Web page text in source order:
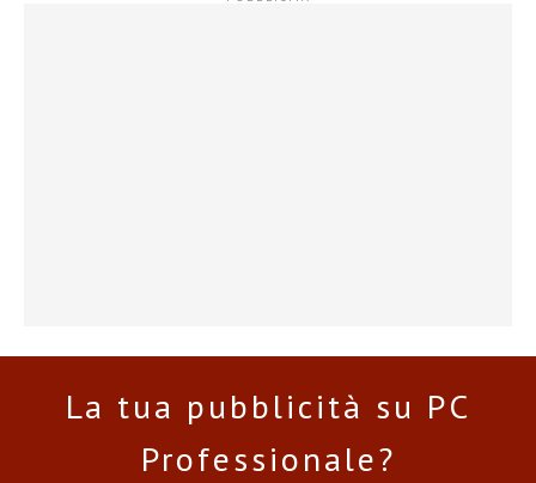
La tua pubblicità su PC
Professionale?